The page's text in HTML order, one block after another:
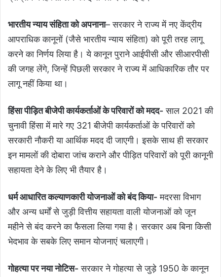
भारतीय न्याय संहिता को अपनाना– सरकार ने राज्य में नए केंद्रीय
आपराधिक कानूनों (जैसे भारतीय न्याय संहिता) को पूरी तरह लागू
करने का निर्णय लिया है। ये कानून पुराने आईपीसी और सीआरपीसी
की जगह लेंगे, जिन्हें पिछली सरकार ने राज्य में आधिकारिक तौर पर
लागू नहीं किया था।
हिंसा पीड़ित बीजेपी कार्यकर्ताओं के परिवारों को मदद-साल 2021 की
चुनावी हिंसा में मारे गए 321 बीजेपी कार्यकर्ताओं के परिवारों को
सरकारी नौकरी या आर्थिक मदद दी जाएगी। इसके साथ ही सरकार
इन मामलों की दोबारा जांच कराने और पीड़ित परिवारों को पूरी कानूनी
सहायता देने के लिए भी तैयार है।
धर्म आधारित कल्याणकारी योजनाओं को बंद किया-मदरसा विभाग
और अन्य धर्मों से जुड़ी वित्तीय सहायता वाली योजनाओं को जून
महीने से बंद करने का फैसला लिया गया है। सरकार अब बिना किसी
भेदभाव के सबके लिए समान योजनाएं चलाएगी।
गोहत्या पर नया नोटिस-सरकार ने गोहत्या से जुड़े 1950 के कानून